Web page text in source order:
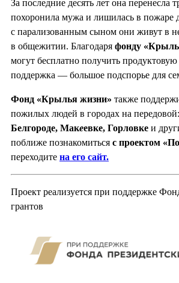
За последние десять лет она перенесла
похоронила мужа и лишилась в пожаре
с парализованным сыном они живут в
в общежитии. Благодаря фонду
могут бесплатно получить
поддержка — большое подспорье для
Фонд «Крылья жизни» также
пожилых людей в городах на передовой:
Белгороде, Макеевке, Горловке и
поближе познакомиться с проектом
переходите на его сайт.
Проект реализуется при поддержке
грантов